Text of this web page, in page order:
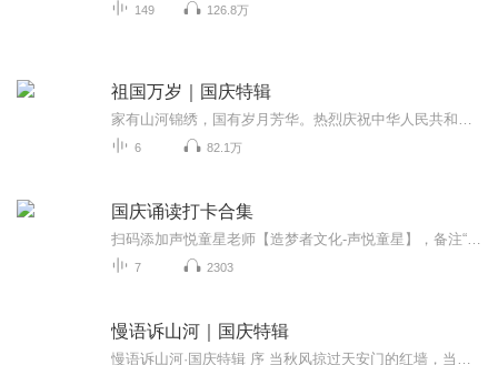
149 126.8万
祖国万岁｜国庆特辑
6 82.1万
国庆诵读打卡合集
7 2303
慢语诉山河｜国庆特辑